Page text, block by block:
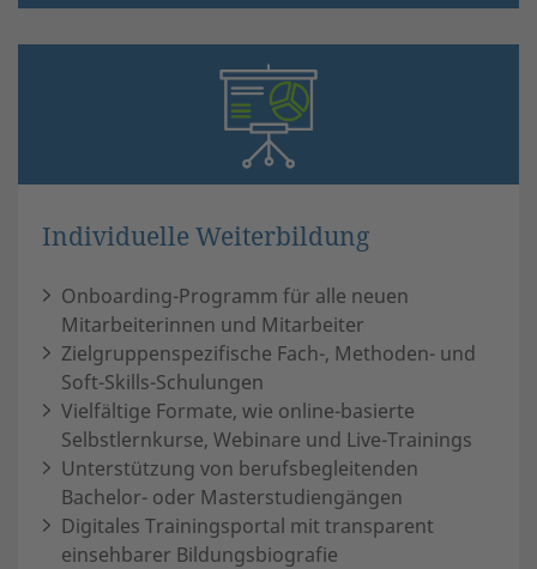
Individuelle Weiterbildung
Onboarding-Programm für alle neuen
Mitarbeiterinnen und Mitarbeiter
Zielgruppenspezifische Fach-, Methoden- und
Soft-Skills-Schulungen
Vielfältige Formate, wie online-basierte
Selbstlernkurse, Webinare und Live-Trainings
Unterstützung von berufsbegleitenden
Bachelor- oder Masterstudiengängen
Digitales Trainingsportal mit transparent
einsehbarer Bildungsbiografie